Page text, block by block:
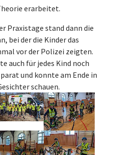
erarbeitet.
Praxistage stand dann die
bei der die Kinder das
vor der Polizei zeigten.
auch für jedes Kind noch
und konnte am Ende in
schauen.